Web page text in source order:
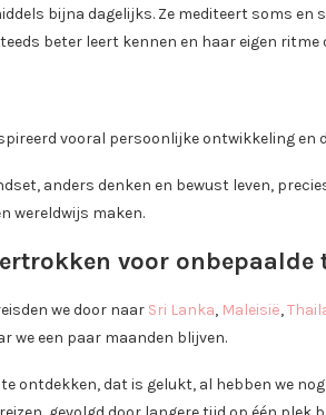
bijna dagelijks. Ze mediteert soms
beter leert kennen en haar eigen ritme
vooral persoonlijke ontwikkeling en
anders denken en bewust leven,
wereldwijs maken.
voor onbepaalde
we door naar Sri Lanka, Maleisië,
we een paar maanden blijven.
ontdekken, dat is gelukt, al hebben we